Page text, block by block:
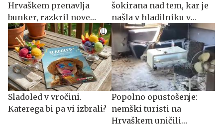
Hrvaškem prenavlja
bunker, razkril nove
drzne načrte
šokirana nad tem, kar je
našla v hladilniku v
apartmaju
Sladoled v vročini.
Katerega bi pa vi izbrali?
Popolno opustošenje:
nemški turisti na
Hrvaškem uničili